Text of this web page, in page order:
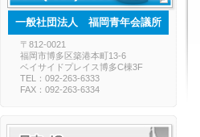
一般社団法人 福岡青年会議所
〒812-0021
福岡市博多区築港本町13-6
ベイサイドプレイス博多C棟3F
TEL：092-263-6333
FAX：092-263-6334